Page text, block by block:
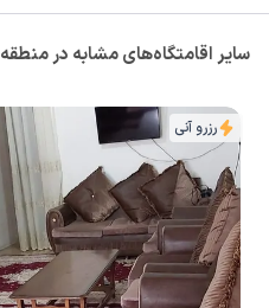
سایر اقامتگاه‌های مشابه در منطقه
رزرو آنی